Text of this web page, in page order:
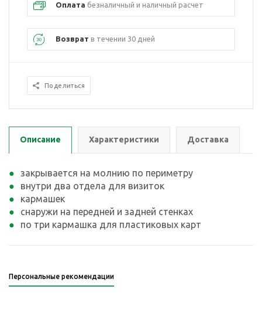
Оплата безналичный и наличный расчет
Возврат в течении 30 дней
Поделиться
Описание Характеристики Доставка
закрывается на молнию по периметру
внутри два отдела для визиток
кармашек
снаружи на передней и задней стенках
по три кармашка для пластиковых карт
Персональные рекомендации